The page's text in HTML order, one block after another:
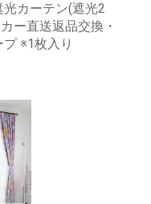
カーテン(遮光2
ー直送返品交換・
※1枚入り